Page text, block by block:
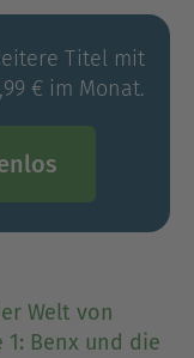
die Herzen
schlagen!Titel mit
€ im Monat.
Welt von
1: Benx und die